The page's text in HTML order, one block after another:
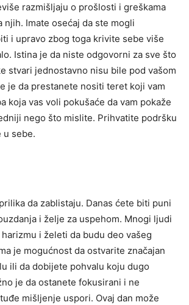
razmišljaju o prošlosti i greškama
njih. Imate osećaj da ste mogli
i upravo zbog toga krivite sebe više
Istina je da niste odgovorni za sve što
stvari jednostavno nisu bile pod vašom
je da prestanete nositi teret koji vam
koja vas voli pokušaće da vam pokaže
nego što mislite. Prihvatite podršku
u sebe.
da zablistaju. Danas ćete biti puni
i želje za uspehom. Mnogi ljudi
i želeti da budu deo vašeg
je mogućnost da ostvarite značajan
ili da dobijete pohvalu koju dugo
je da ostanete fokusirani i ne
mišljenje uspori. Ovaj dan može